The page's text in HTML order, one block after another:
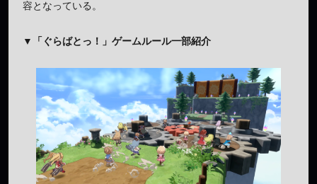
容となっている。
▼ 「ぐらばとっ！」ゲームルール一部紹介